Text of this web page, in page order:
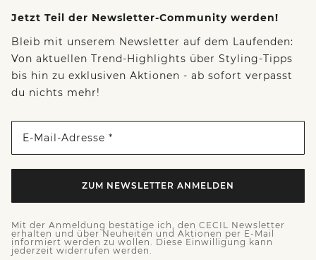
Jetzt Teil der Newsletter-Community werden!
Bleib mit unserem Newsletter auf dem Laufenden:
Von aktuellen Trend-Highlights über Styling-Tipps
bis hin zu exklusiven Aktionen - ab sofort verpasst
du nichts mehr!
E-Mail-Adresse *
ZUM NEWSLETTER ANMELDEN
Mit der Anmeldung bestätige ich, den CECIL Newsletter
erhalten und über Neuheiten und Aktionen per E-Mail
informiert werden zu wollen. Diese Einwilligung kann
jederzeit widerrufen werden.